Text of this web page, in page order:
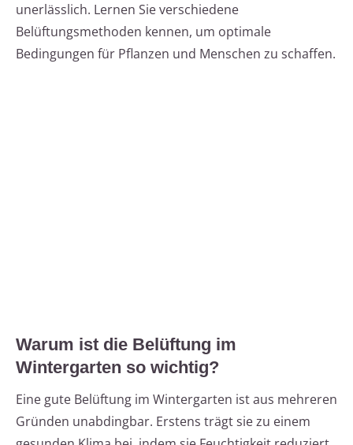
unerlässlich. Lernen Sie verschiedene
Belüftungsmethoden kennen, um optimale
Bedingungen für Pflanzen und Menschen zu schaffen.
Warum ist die Belüftung im
Wintergarten so wichtig?
Eine gute Belüftung im Wintergarten ist aus mehreren
Gründen unabdingbar. Erstens trägt sie zu einem